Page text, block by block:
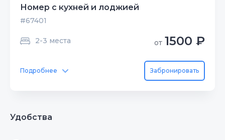
Номер с кухней и лоджией
#67401
2-3 места от 1500 ₽
Подробнее Забронировать
Удобства